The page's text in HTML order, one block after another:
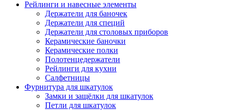
Рейлинги и навесные элементы
Держатели для баночек
Держатели для специй
Держатели для столовых приборов
Керамические баночки
Керамические полки
Полотенцедержатели
Рейлинги для кухни
Салфетницы
Фурнитура для шкатулок
Замки и защёлки для шкатулок
Петли для шкатулок